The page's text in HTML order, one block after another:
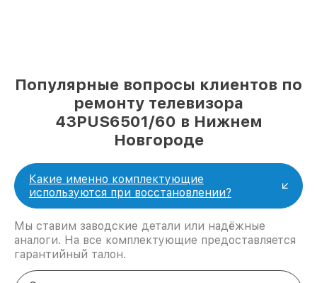
Популярные вопросы клиентов по
ремонту телевизора
43PUS6501/60 в Нижнем
Новгороде
Какие именно комплектующие
используются при восстановлении?
Мы ставим заводские детали или надёжные
аналоги. На все комплектующие предоставляется
гарантийный талон.